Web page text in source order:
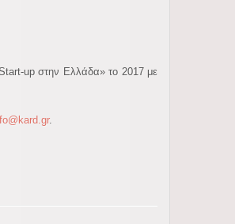
Start-up στην Ελλάδα» το 2017 με
.